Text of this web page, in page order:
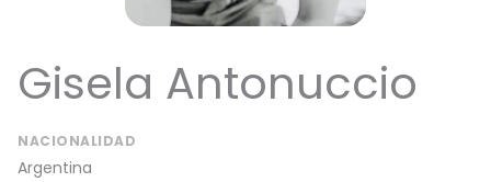
Gisela Antonuccio
NACIONALIDAD
Argentina